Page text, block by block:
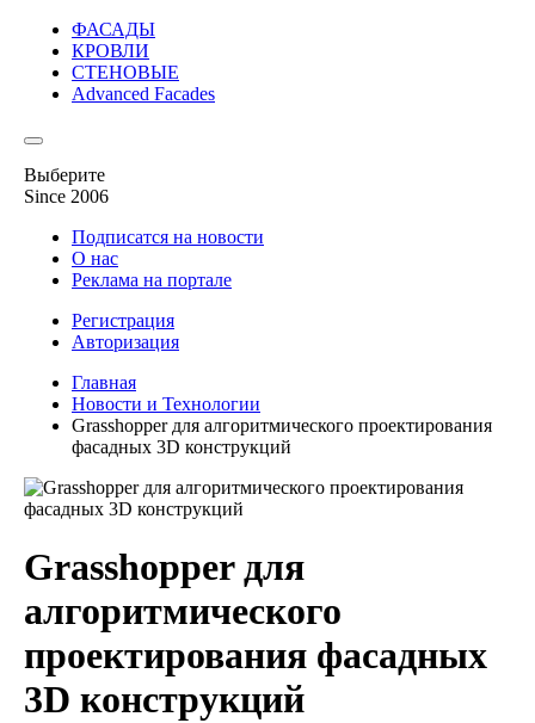
ФАСАДЫ
КРОВЛИ
СТЕНОВЫЕ
Advanced Facades
Выберите
Since 2006
Подписатся на новости
О нас
Реклама на портале
Регистрация
Авторизация
Главная
Новости и Технологии
Grasshopper для алгоритмического проектирования
фасадных 3D конструкций
Grasshopper для
алгоритмического
проектирования фасадных
3D конструкций